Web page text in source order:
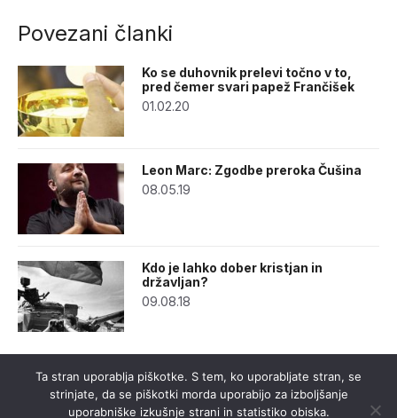
Povezani članki
Ko se duhovnik prelevi točno v to,
pred čemer svari papež Frančišek
01.02.20
Leon Marc: Zgodbe preroka Čušina
08.05.19
Kdo je lahko dober kristjan in
državljan?
09.08.18
Ta stran uporablja piškotke. S tem, ko uporabljate stran, se
strinjate, da se piškotki morda uporabijo za izboljšanje
uporabniške izkušnje strani in statistiko obiska.